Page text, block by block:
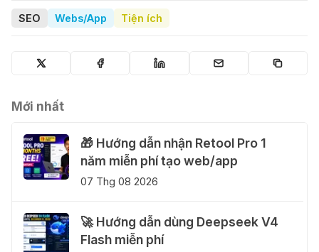
SEO Webs/App Tiện ích
Mới nhất
🎁 Hướng dẫn nhận Retool Pro 1
năm miễn phí tạo web/app
07 Thg 08 2026
🚀 Hướng dẫn dùng Deepseek V4
Flash miễn phí